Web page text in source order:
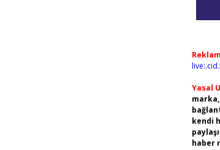
Yasal
kendi
haber